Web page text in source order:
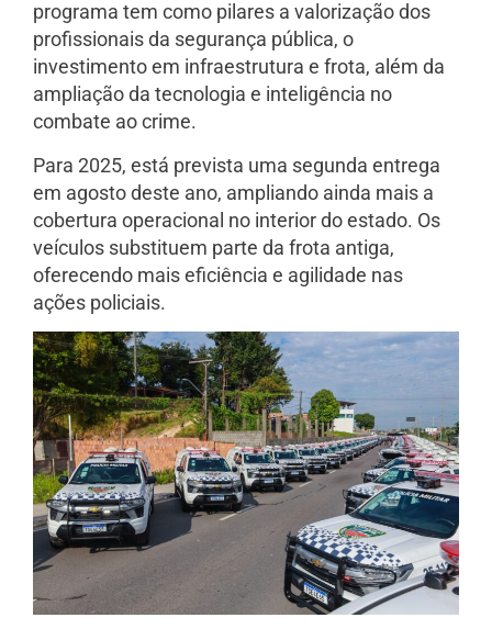
programa tem como pilares a valorização dos
profissionais da segurança pública, o
investimento em infraestrutura e frota, além da
ampliação da tecnologia e inteligência no
combate ao crime.
Para 2025, está prevista uma segunda entrega
em agosto deste ano, ampliando ainda mais a
cobertura operacional no interior do estado. Os
veículos substituem parte da frota antiga,
oferecendo mais eficiência e agilidade nas
ações policiais.